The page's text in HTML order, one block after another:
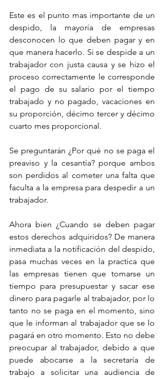
Este es el punto mas importante de un
despido, la mayoría de empresas
desconocen lo que deben pagar y en
que manera hacerlo. Si se despide a un
trabajador con justa causa y se hizo el
proceso correctamente le corresponde
el pago de su salario por el tiempo
trabajado y no pagado, vacaciones en
su proporción, décimo tercer y décimo
cuarto mes proporcional.
Se preguntarán ¿Por qué no se paga el
preaviso y la cesantía? porque ambos
son perdidos al cometer una falta que
faculta a la empresa para despedir a un
trabajador.
Ahora bien ¿Cuando se deben pagar
estos derechos adquiridos? De manera
inmediata a la notificación del despido,
pasa muchas veces en la practica que
las empresas tienen que tomarse un
tiempo para presupuestar y sacar ese
dinero para pagarle al trabajador, por lo
tanto no se paga en el momento, sino
que le informan al trabajador que se lo
pagará en otro momento. Esto no debe
preocupar al trabajador, debido a que
puede abocarse a la secretaría de
trabajo a solicitar una audiencia de